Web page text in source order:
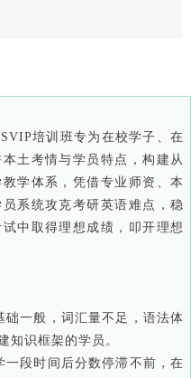
培训班专为在校学子、在
土考情与学员特点，构建从
学体系，凭借专业师资、本
系统攻克考研英语难点，稳
中取得理想成绩，叩开理想
一般，词汇量不足，语法体
知识框架的学员。
段时间后分数停滞不前，在